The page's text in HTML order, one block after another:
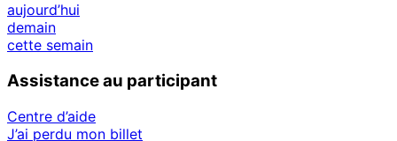
aujourd’hui
demain
cette semain
Assistance au participant
Centre d’aide
J’ai perdu mon billet